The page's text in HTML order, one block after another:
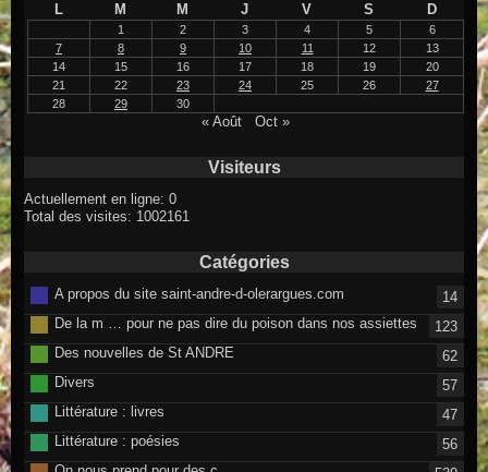
L
M M J V S D
1 2 3 4 5
6
7
8 9 10 11 12
13
14
15 16 17 18 19
20
21
22 23 24 25 26
27
28
29 30
« Août Oct »
Visiteurs
Actuellement en ligne: 0
Total des visites: 1002161
Catégories
A propos du site saint-andre-d-olerargues.com
14
De la m … pour ne pas dire du poison dans nos assiettes
123
Des nouvelles de St ANDRE
62
Divers
57
Littérature : livres
47
Littérature : poésies
56